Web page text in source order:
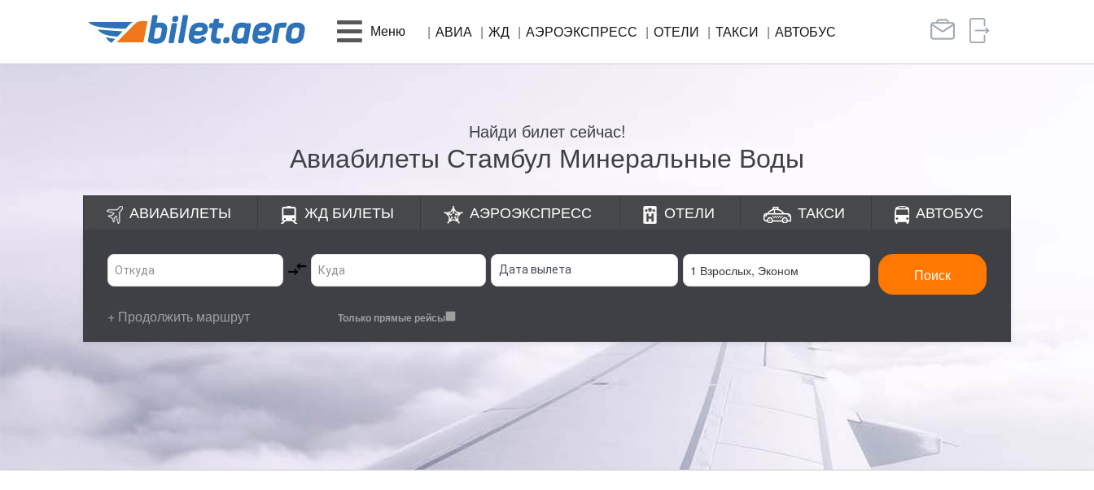
Меню АВИА ЖД АЭРОЭКСПРЕСС ОТЕЛИ ТАКСИ АВТОБУС
Найди билет сейчас!
Авиабилеты Стамбул Минеральные Воды
АВИАБИЛЕТЫ ЖД БИЛЕТЫ АЭРОЭКСПРЕСС ОТЕЛИ ТАКСИ АВТОБУС
Поиск
+ Продолжить маршрут Только прямые рейсы